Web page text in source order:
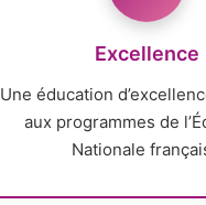
Excellence
Une éducation
aux programmes de
Nationale